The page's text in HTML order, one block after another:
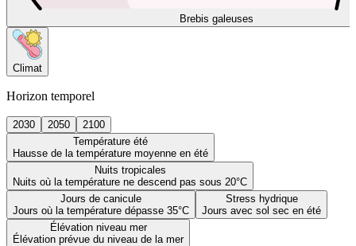
Brebis galeuses
Climat
Horizon temporel
2030 2050
2100
Température été
Hausse de la température moyenne en été
Nuits tropicales
Nuits où la température ne descend pas sous 20°C
Jours de canicule
Jours où la température dépasse 35°C
Stress hydrique
Jours avec sol sec en été
Élévation niveau mer
Élévation prévue du niveau de la mer